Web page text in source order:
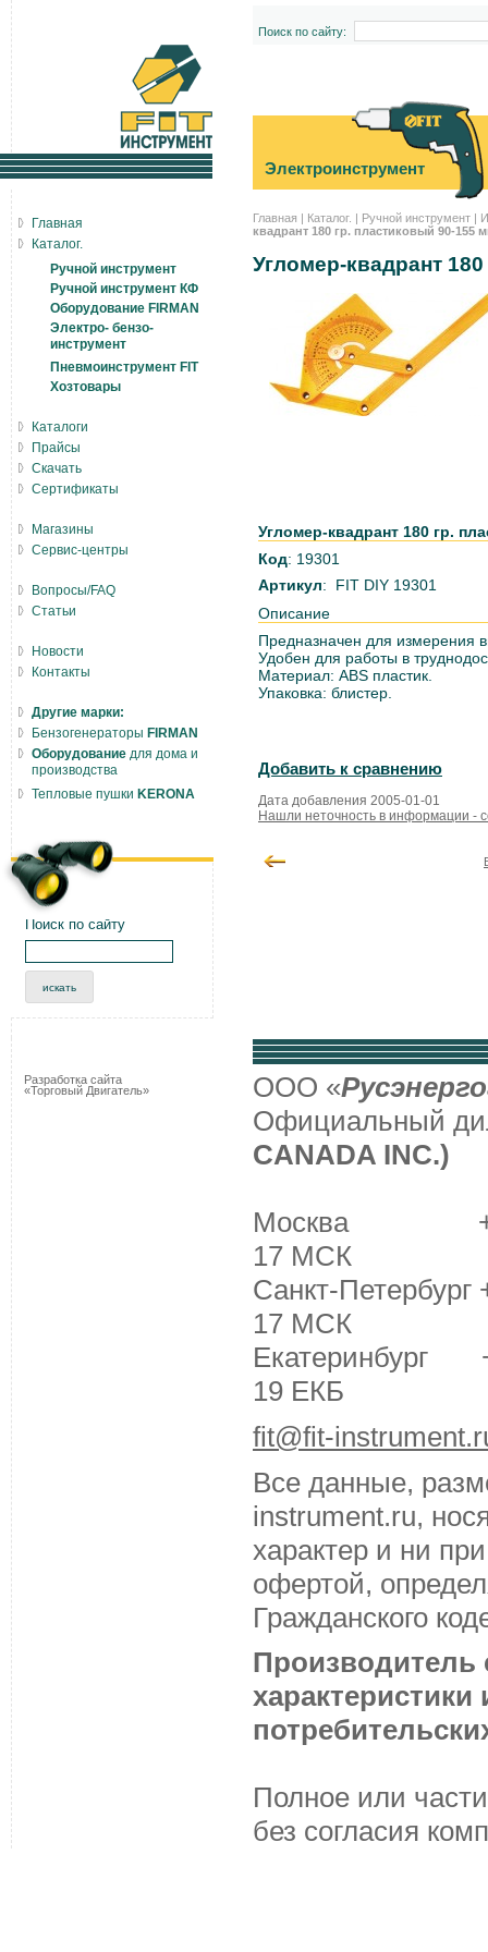
Поиск по сайту:
Электроинструмент
Главная | Каталог. | Ручной инструмент |
квадрант 180 гр. пластиковый 90-155
Угломер-квадрант
Угломер-квадрант 180 гр.
Код: 19301
Артикул: FIT DIY 19301
Описание
Предназначен для измерения
Удобен для работы в
Материал: ABS пластик.
Упаковка: блистер.
Добавить к сравнению
Дата добавления 2005-01-01
Нашли неточность в информации -
Главная
Каталог.
Ручной инструмент
Ручной инструмент КФ
Оборудование FIRMAN
Электро- бензо-
инструмент
Пневмоинструмент FIT
Хозтовары
Каталоги
Прайсы
Скачать
Сертификаты
Магазины
Сервис-центры
Вопросы/FAQ
Статьи
Новости
Контакты
Другие марки:
Бензогенераторы FIRMAN
Оборудование для дома и
производства
Тепловые пушки KERONA
Поиск по сайту
Разработка сайта
«Торговый Двигатель»
ООО «
Официальный
CANADA INC.)
Москва +7
17 МСК
Санкт-
17 МСК
Екатеринбург
19 ЕКБ
fit@fit-
Все данные,
instrument.ru,
характер и ни
офертой,
Гражданского
Производитель
Полное или
без согласия